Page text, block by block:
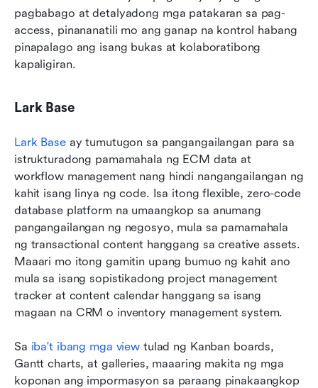
pagbabago at detalyadong mga patakaran sa pag-
access, pinananatili mo ang ganap na kontrol habang
pinapalago ang isang bukas at kolaboratibong
kapaligiran.
Lark Base
Lark Base ay tumutugon sa pangangailangan para sa
istrukturadong pamamahala ng ECM data at
workflow management nang hindi nangangailangan ng
kahit isang linya ng code. Isa itong flexible, zero-code
database platform na umaangkop sa anumang
pangangailangan ng negosyo, mula sa pamamahala
ng transactional content hanggang sa creative assets.
Maaari mo itong gamitin upang bumuo ng kahit ano
mula sa isang sopistikadong project management
tracker at content calendar hanggang sa isang
magaan na CRM o inventory management system.
Sa iba't ibang mga view tulad ng Kanban boards,
Gantt charts, at galleries, maaaring makita ng mga
koponan ang impormasyon sa paraang pinakaangkop